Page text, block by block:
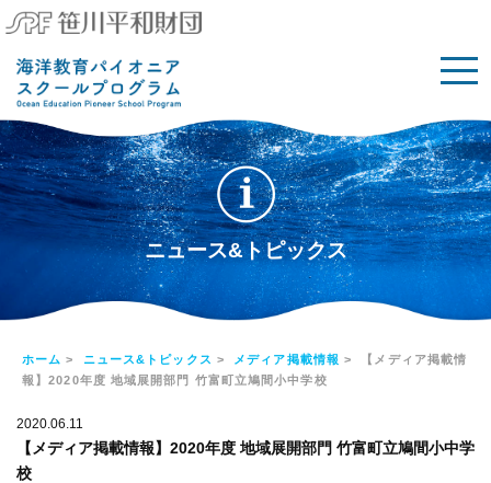
ニュース&トピックス
ホーム > ニュース&トピックス > メディア掲載情報 > 【メディア掲載情
報】2020年度 地域展開部門 竹富町立鳩間小中学校
2020.06.11
【メディア掲載情報】2020年度 地域展開部門 竹富町立鳩間小中学
校